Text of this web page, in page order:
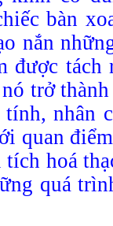
bàn
nắn
được tách
trở
nhân
quan
hoá
quá